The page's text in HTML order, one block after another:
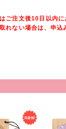
ご注文後10日以内に
ない場合は、申込